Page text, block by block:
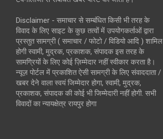
Disclaimer - समाचार से सम्बंधित किसी भी तरह के
विवाद के लिए साइट के कुछ तत्वों में उपयोगकर्ताओं द्वारा
प्रस्तुत सामग्री ( समाचार / फोटो / विडियो आदि ) शामिल
होगी स्वामी, मुद्रक, प्रकाशक, संपादक इस तरह के
सामग्रियों के लिए कोई ज़िम्मेदार नहीं स्वीकार करता है।
न्यूज़ पोर्टल में प्रकाशित ऐसी सामग्री के लिए संवाददाता /
खबर देने वाला स्वयं जिम्मेदार होगा, स्वामी, मुद्रक,
प्रकाशक, संपादक की कोई भी जिम्मेदारी नहीं होगी. सभी
विवादों का न्यायक्षेत्र रायपुर होगा